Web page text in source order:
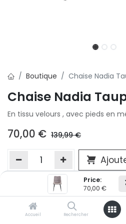
Price:
70,00 €
Accueil Rechercher
Boutique Chaise Nadia
Chaise Nadia
En tissu velours , avec pieds en
70,00 € 139,99€
Ajouter à la liste d'envie
Si vous ne pouvez pas ajouter
victime de son succès et